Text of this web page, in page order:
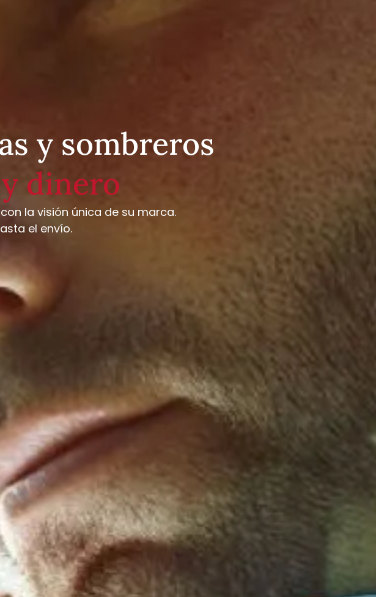
y sombreros
dinero
la visión única de su marca.
el envío.